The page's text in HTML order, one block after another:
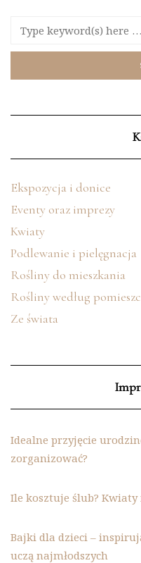
Ekspozycja i donice
Eventy oraz imprezy
Kwiaty
Podlewanie i pielęgnacja
Rośliny do mieszkania
Rośliny według
Ze świata
Idealne przyjęcie
zorganizować?
Ile kosztuje ślub? Kwiaty
Bajki dla dzieci –
uczą najmłodszych